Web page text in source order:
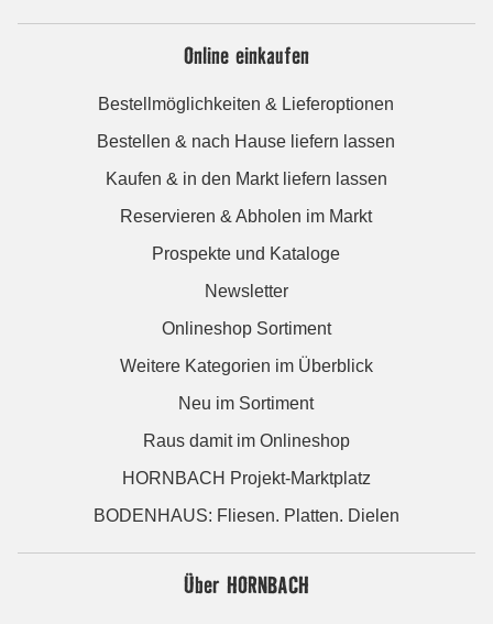
Online einkaufen
Bestellmöglichkeiten & Lieferoptionen
Bestellen & nach Hause liefern lassen
Kaufen & in den Markt liefern lassen
Reservieren & Abholen im Markt
Prospekte und Kataloge
Newsletter
Onlineshop Sortiment
Weitere Kategorien im Überblick
Neu im Sortiment
Raus damit im Onlineshop
HORNBACH Projekt-Marktplatz
BODENHAUS: Fliesen. Platten. Dielen
Über HORNBACH